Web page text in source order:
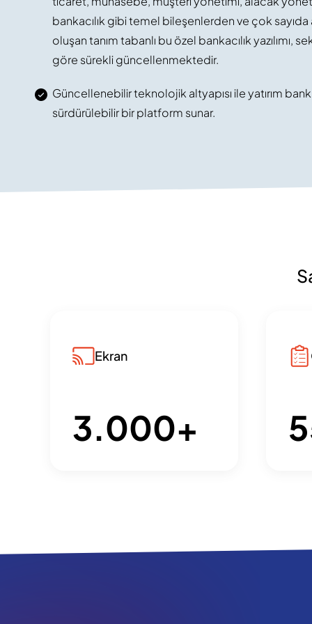
bankacılık gibi temel bileşenlerden ve çok
oluşan tanım tabanlı bu özel bankacılık yazılımı,
göre sürekli güncellenmektedir.
Güncellenebilir teknolojik altyapısı ile yatırım
sürdürülebilir bir platform sunar.
Ekran
3.000+